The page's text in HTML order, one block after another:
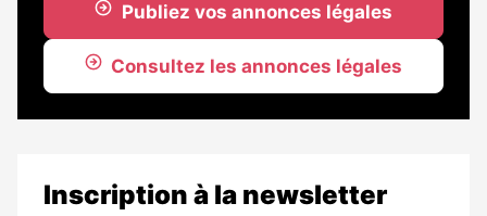
Publiez vos annonces légales
Consultez les annonces légales
Inscription à la newsletter